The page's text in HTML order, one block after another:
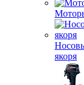
якоря